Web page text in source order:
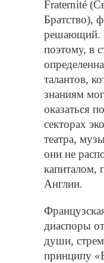
Fraternité
Братство),
решающий.
поэтому, в
талантов,
знаниям
оказаться
секторах
театра,
они не
капиталом,
Англии.
диаспоры
души,
принципу